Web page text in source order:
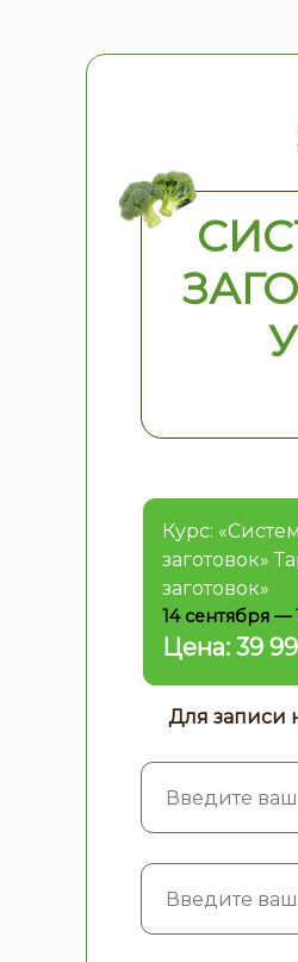
Курс:
заготовок»
заготовок»
14 сентября —
39
Для записи